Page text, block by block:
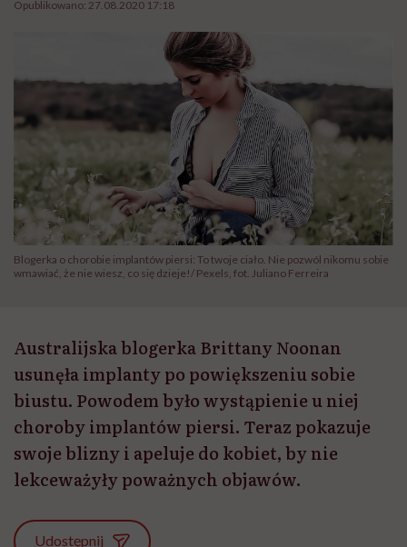
Opublikowano: 27.08.2020 17:18
Blogerka o chorobie implantów piersi: To twoje ciało. Nie pozwól nikomu sobie
wmawiać, że nie wiesz, co się dzieje!/ Pexels, fot. Juliano Ferreira
Australijska blogerka Brittany Noonan
usunęła implanty po powiększeniu sobie
biustu. Powodem było wystąpienie u niej
choroby implantów piersi. Teraz pokazuje
swoje blizny i apeluje do kobiet, by nie
lekceważyły poważnych objawów.
Udostępnij